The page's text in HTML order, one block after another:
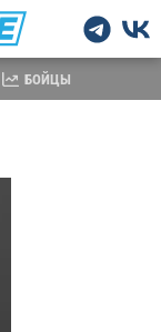
БОЙЦЫ